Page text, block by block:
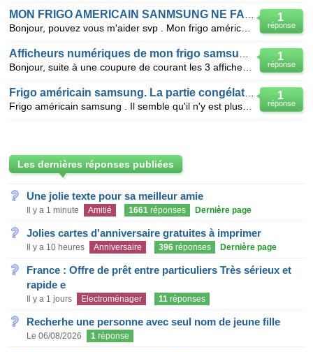
1
réponse
1
réponse
1
réponse
Les dernières réponses publiées
Une jolie texte pour sa meilleur amie
Il y a 1 minute Amitié 1661 réponses Dernière page
Jolies cartes d'anniversaire gratuites à imprimer
Il y a 10 heures Anniversaire 396 réponses Dernière page
France : Offre de prêt entre particuliers Très sérieux et
rapide e
Il y a 1 jours Electroménager 11 réponses
Recherhe une personne avec seul nom de jeune fille
Le 06/08/2026 1 réponse